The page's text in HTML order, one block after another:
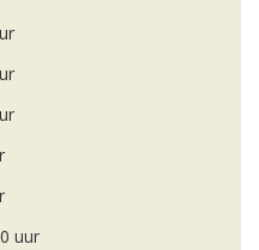
uur